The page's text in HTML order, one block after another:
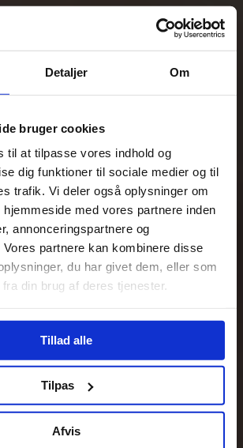
Detaljer Om
bruger cookies
til at tilpasse vores indhold og
dig funktioner til sociale medier og til
trafik. Vi deler også oplysninger om
med vores partnere inden
annonceringspartnere og
partnere kan kombinere disse
du har givet dem, eller som
din brug af deres tjenester.
Tillad alle
Tilpas
Afvis